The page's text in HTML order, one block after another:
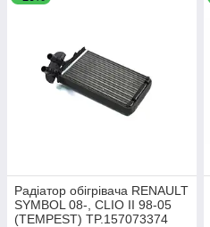
Радіатор обігрівача RENAULT
SYMBOL 08-, CLIO II 98-05
(TEMPEST) TP.157073374